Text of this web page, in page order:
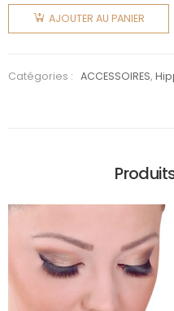
Tambourin
AJOUTER AU PANIER
Catégories : ACCESSOIRES,